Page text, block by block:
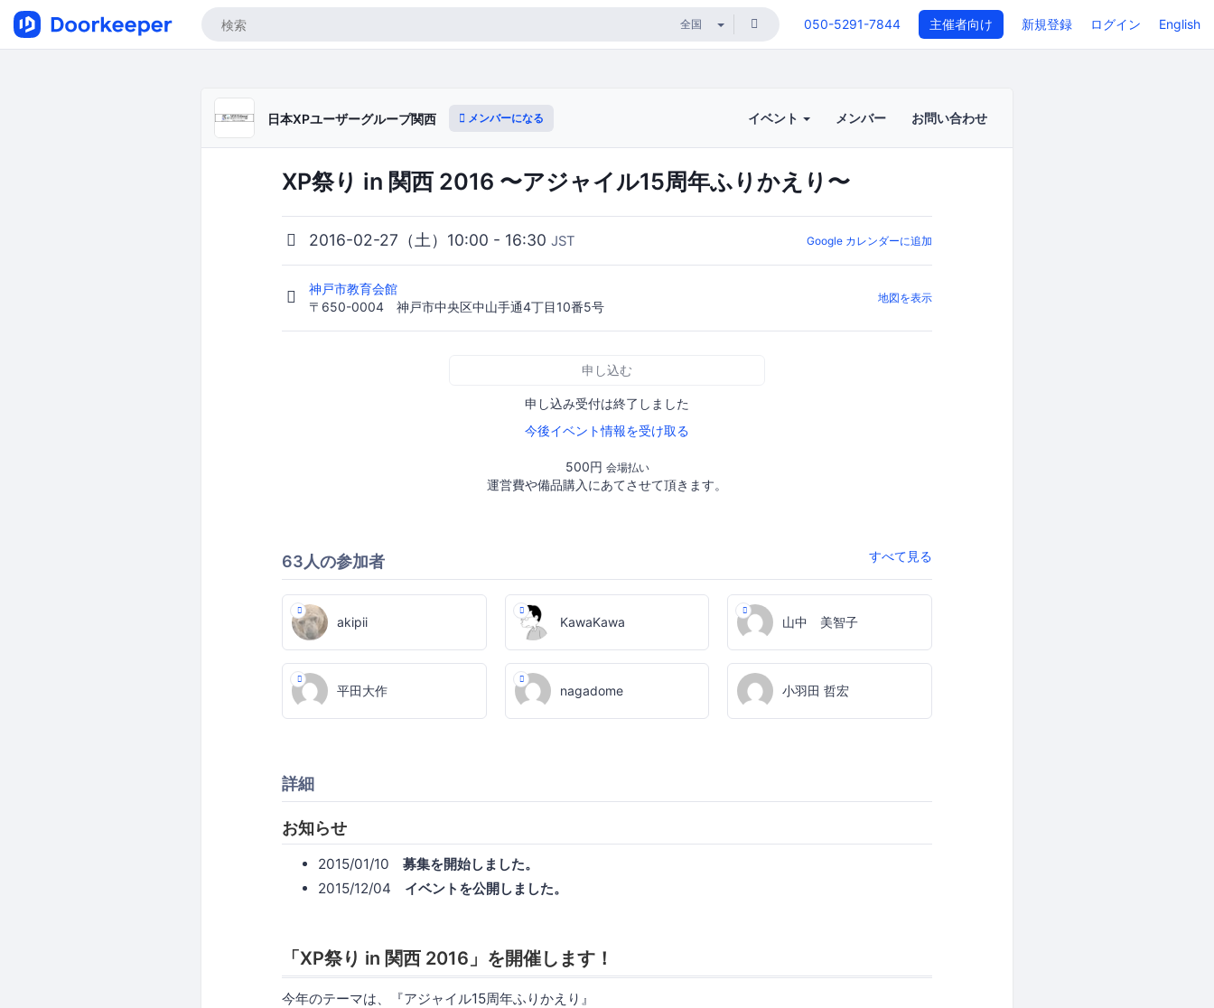
050-5291-7844 主催者向け 新規登録 ログイン English
日本XPユーザーグループ関西 メンバーになる イベント メンバー お問い合わせ
XP祭り in 関西 2016 〜アジャイル15周年ふりかえり〜
2016-02-27（土）10:00 - 16:30 JST Google カレンダーに追加
神戸市教育会館
〒650-0004 神戸市中央区中山手通4丁目10番5号
地図を表示
申し込む
申し込み受付は終了しました
今後イベント情報を受け取る
500円 会場払い
運営費や備品購入にあてさせて頂きます。
63人の参加者 すべて見る
akipii KawaKawa 山中 美智子
平田大作 nagadome 小羽田 哲宏
詳細
お知らせ
2015/01/10 募集を開始しました。
2015/12/04 イベントを公開しました。
「XP祭り in 関西 2016」を開催します！
今年のテーマは、『アジャイル15周年ふりかえり』